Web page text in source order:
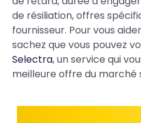
de résiliation, offres
fournisseur. Pour vous
sachez que vous pouvez
Selectra, un service qui
meilleure offre du marché